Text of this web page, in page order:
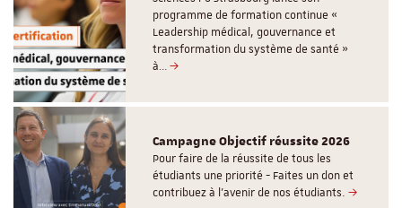
programme de formation continue «
Leadership médical, gouvernance et
transformation du système de santé »
à…
Campagne Objectif réussite 2026
Pour faire de la réussite de tous les
étudiants une priorité - Faites un don et
contribuez à l’avenir de nos étudiants.